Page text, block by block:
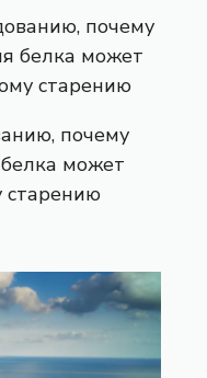
почему
может
старению